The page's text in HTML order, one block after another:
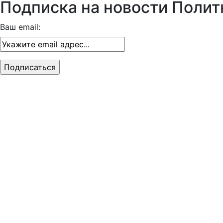
Подписка на новости
Ваш email: